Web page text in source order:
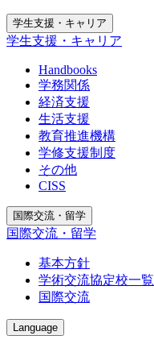
学生支援・キャリア
学生支援・キャリア
Handbooks
学務関係
経済支援
生活支援
教育推進機構
学修支援制度
その他
CISS
国際交流・留学
国際交流・留学
基本方針
学術交流協定校一覧
国際交流
Language